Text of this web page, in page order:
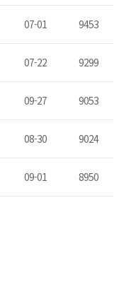
07-01 9453
07-22 9299
09-27 9053
08-30 9024
09-01 8950